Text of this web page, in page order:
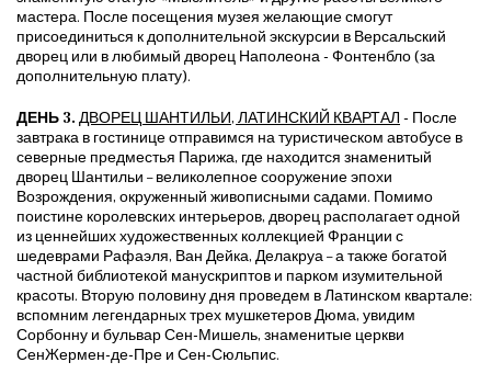
мастера. После посещения музея желающие смогут
присоединиться к дополнительной экскурсии в Версальский
дворец или в любимый дворец Наполеона - Фонтенбло (за
дополнительную плату).
ДЕНЬ 3. ДВОРЕЦ ШАНТИЛЬИ, ЛАТИНСКИЙ КВАРТАЛ - После
завтрака в гостинице отправимся на туристическом автобусе в
северные предместья Парижа, где находится знаменитый
дворец Шантильи – великолепное сооружение эпохи
Возрождения, окруженный живописными садами. Помимо
поистине королевских интерьеров, дворец располагает одной
из ценнейших художественных коллекцией Франции с
шедеврами Рафаэля, Ван Дейка, Делакруа – а также богатой
частной библиотекой манускриптов и парком изумительной
красоты. Вторую половину дня проведем в Латинском квартале:
вспомним легендарных трех мушкетеров Дюма, увидим
Сорбонну и бульвар Сен-Мишель, знаменитые церкви
СенЖермен-де-Пре и Сен-Сюльпис.